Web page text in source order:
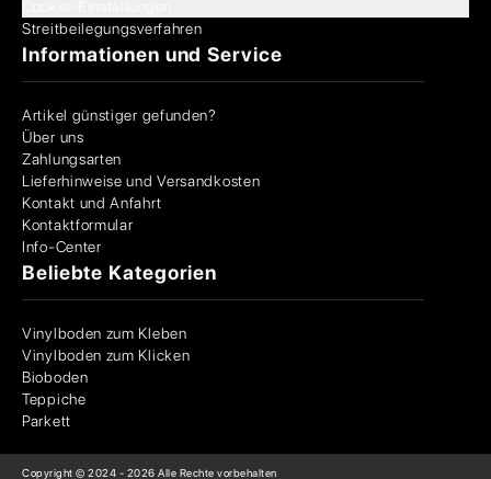
Streitbeilegungsverfahren
Informationen und Service
Artikel günstiger gefunden?
Über uns
Zahlungsarten
Lieferhinweise und Versandkosten
Kontakt und Anfahrt
Kontaktformular
Info-Center
Beliebte Kategorien
Vinylboden zum Kleben
Vinylboden zum Klicken
Bioboden
Teppiche
Parkett
Copyright © 2024 - 2026 Alle Rechte vorbehalten